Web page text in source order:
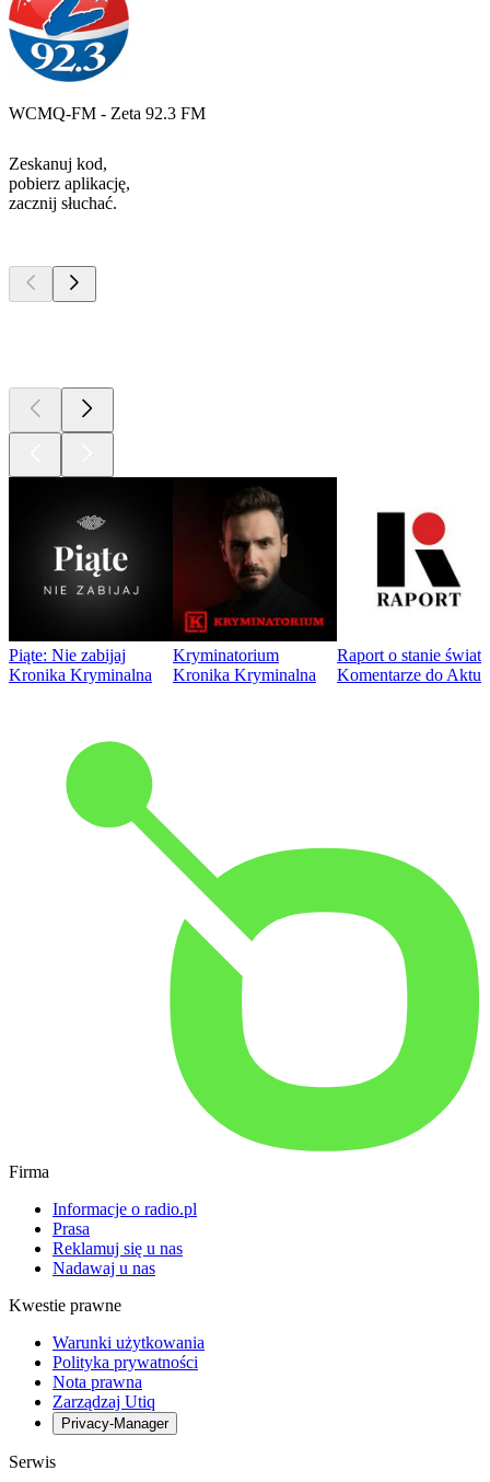
WCMQ-FM - Zeta 92.3 FM
Zeskanuj kod,
pobierz aplikację,
zacznij słuchać.
Piąte: Nie zabijaj
Kronika Kryminalna
Kryminatorium
Kronika Kryminalna
Raport o stanie
Komentarze do
Firma
Informacje o radio.pl
Prasa
Reklamuj się u nas
Nadawaj u nas
Kwestie prawne
Warunki użytkowania
Polityka prywatności
Nota prawna
Zarządzaj Utiq
Privacy-Manager
Serwis